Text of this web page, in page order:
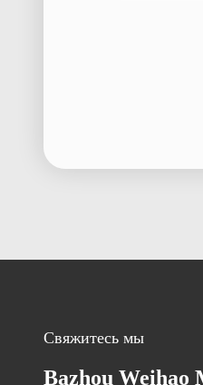
Свяжитесь мы
Bazhou Weihao